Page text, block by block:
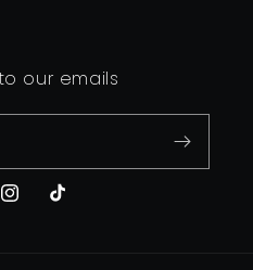
our emails
Instagram
TikTok